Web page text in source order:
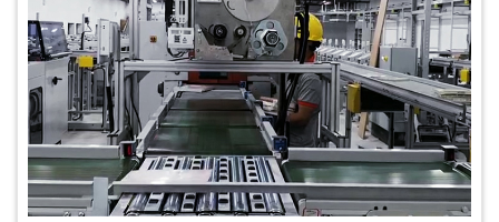
贴标对象：输液袋
贴标位置：顶面
生产节拍：2.4秒
标签规格：82x75 mm 热转印标签